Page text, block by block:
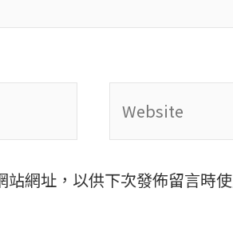
網址，以供下次發佈留言時使